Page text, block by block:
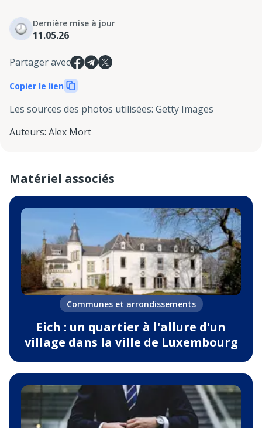
Dernière mise à jour
11.05.26
Partager avec
Copier le lien
Les sources des photos utilisées: Getty Images
Auteurs: Alex Mort
Matériel associés
Communes et arrondissements
Eich : un quartier à l'allure d'un
village dans la ville de Luxembourg